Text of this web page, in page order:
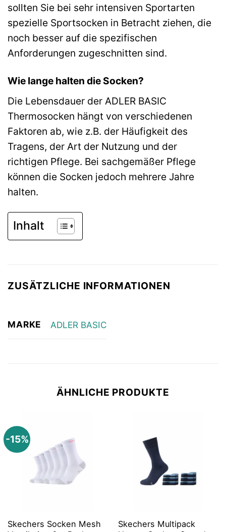
sollten Sie bei sehr intensiven Sportarten
spezielle Sportsocken in Betracht ziehen, die
noch besser auf die spezifischen
Anforderungen zugeschnitten sind.
Wie lange halten die Socken?
Die Lebensdauer der ADLER BASIC
Thermosocken hängt von verschiedenen
Faktoren ab, wie z.B. der Häufigkeit des
Tragens, der Art der Nutzung und der
richtigen Pflege. Bei sachgemäßer Pflege
können die Socken jedoch mehrere Jahre
halten.
Inhalt
ZUSÄTZLICHE INFORMATIONEN
MARKE ADLER BASIC
ÄHNLICHE PRODUKTE
-15%
Skechers Socken Mesh
Skechers Multipack